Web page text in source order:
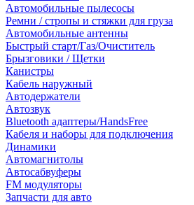
Автомобильные пылесосы
Ремни / стропы и стяжки для груза
Автомобильные антенны
Быстрый старт/Газ/Очиститель
Брызговики / Щетки
Канистры
Кабель наружный
Автодержатели
Автозвук
Bluetooth адаптеры/HandsFree
Кабеля и наборы для подключения
Динамики
Автомагнитолы
Автосабвуферы
FM модуляторы
Запчасти для авто